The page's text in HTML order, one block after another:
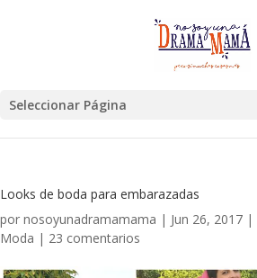
Seleccionar Página
Looks de boda para embarazadas
por nosoyunadramamama | Jun 26, 2017 |
Moda | 23 comentarios